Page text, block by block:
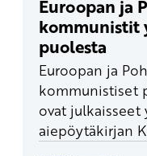
Euroopan ja
kommunistit
puolesta
Euroopan ja
kommunistiset
ovat julkaisseet
aiepöytäkirjan